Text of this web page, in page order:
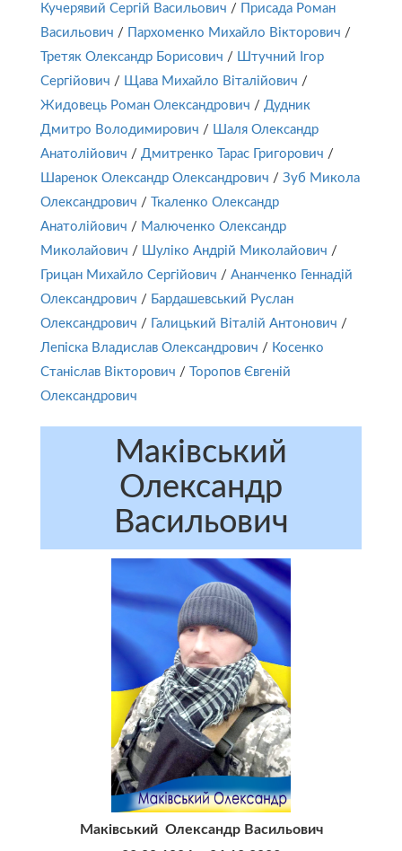
Кучерявий Сергій Васильович /
Присада Роман
Васильович / Пархоменко Михайло Вікторович /
Третяк Олександр Борисович / Штучний Ігор
Сергійович / Щава Михайло Віталійович /
Жидовець Роман Олександрович / Дудник
Дмитро Володимирович / Шаля Олександр
Анатолійович / Дмитренко Тарас Григорович /
Шаренок Олександр Олександрович / Зуб Микола
Олександрович /
Ткаленко Олександр
Анатолійович / Малюченко Олександр
Миколайович / Шуліко Андрій Миколайович /
Грицан Михайло Сергійович / Ананченко Геннадій
Олександрович / Бардашевський Руслан
Олександрович / Галицький Віталій Антонович /
Лепіска Владислав Олександрович / Косенко
Станіслав Вікторович /
Торопов Євгеній
Олександрович
Маківський
Олександр
Васильович
Маківський Олександр Васильович